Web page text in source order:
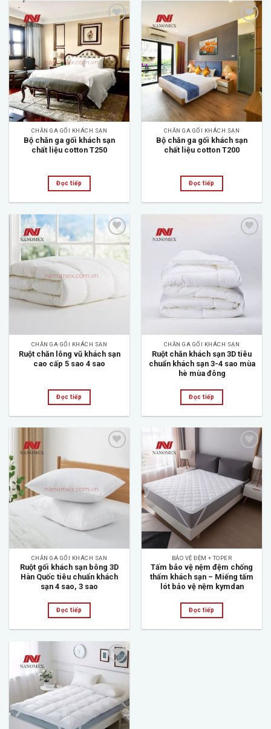
Add to
wishlist
CHĂN GA GỐI KHÁCH SẠN
Bộ chăn ga gối khách sạn
chất liệu cotton T250
Đọc tiếp
Add to
wishlist
CHĂN GA GỐI KHÁCH SẠN
Bộ chăn ga gối khách sạn
chất liệu cotton T200
Đọc tiếp
Add to
CHĂN GA GỐI KHÁCH SẠN
Ruột chăn lông vũ khách sạn
cao cấp 5 sao 4 sao
Đọc tiếp
Add to
wishlist
CHĂN GA GỐI KHÁCH SẠN
Ruột chăn khách sạn 3D tiêu
chuẩn khách sạn 3-4 sao mùa
hè mùa đông
Đọc tiếp
Add to
wishlist
CHĂN GA GỐI KHÁCH SẠN
Ruột gối khách sạn bông 3D
Hàn Quốc tiêu chuẩn khách
sạn 4 sao, 3 sao
Đọc tiếp
Add to
wishlist
BẢO VỆ ĐỆM + TOPER
Tấm bảo vệ nệm đệm chống
thấm khách sạn – Miếng tấm
lót bảo vệ nệm kymdan
Đọc tiếp
Add to
wishlist